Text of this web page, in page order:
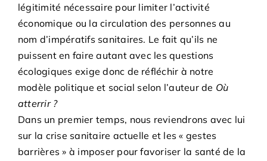
légitimité nécessaire pour limiter l’activité
économique ou la circulation des personnes au
nom d’impératifs sanitaires. Le fait qu’ils ne
puissent en faire autant avec les questions
écologiques exige donc de réfléchir à notre
modèle politique et social selon l’auteur de Où
atterrir ?
Dans un premier temps, nous reviendrons avec lui
sur la crise sanitaire actuelle et les « gestes
barrières » à imposer pour favoriser la santé de la